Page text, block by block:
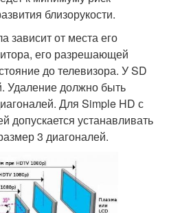
близорукости.
зависит от места его
его разрешающей
до телевизора. У SD
Удаление должно быть
Для Simple HD с
допускается устанавливать
3 диагоналей.